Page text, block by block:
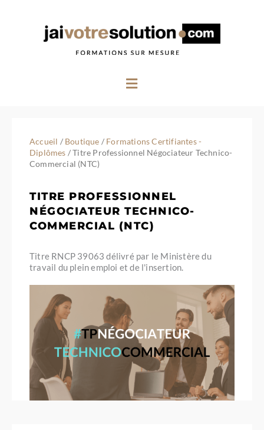
Menu
Accueil / Boutique / Formations Certifiantes -
Diplômes / Titre Professionnel Négociateur Technico-
Commercial (NTC)
TITRE PROFESSIONNEL
NÉGOCIATEUR TECHNICO-
COMMERCIAL (NTC)
Titre RNCP 39063 délivré par le Ministère du
travail du plein emploi et de l'insertion.